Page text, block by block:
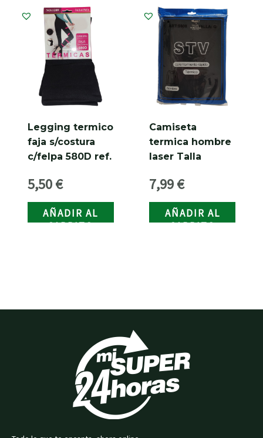
Legging termico
faja s/costura
c/felpa 580D ref.
5,50€
AÑADIR AL
CARRITO
Camiseta
termica hombre
laser Talla
calentamiento
rapidos STV ref.
S908
7,99€
AÑADIR AL
CARRITO